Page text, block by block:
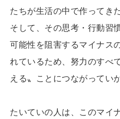
たちが生活の中で作ってき
そして、その思考・行動習
可能性を阻害するマイナス
れているため、努力のすべ
える〟ことにつながってい
たいていの人は、このマイ